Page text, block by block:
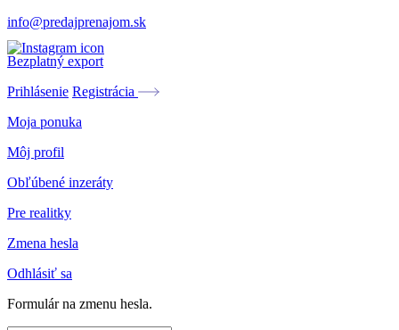
info@predajprenajom.sk
Bezplatný export
Prihlásenie Registrácia
Moja ponuka
Môj profil
Obľúbené inzeráty
Pre realitky
Zmena hesla
Odhlásiť sa
Formulár na zmenu hesla.